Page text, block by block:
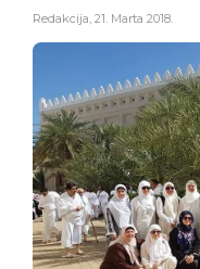
Redakcija, 21. Marta 2018.